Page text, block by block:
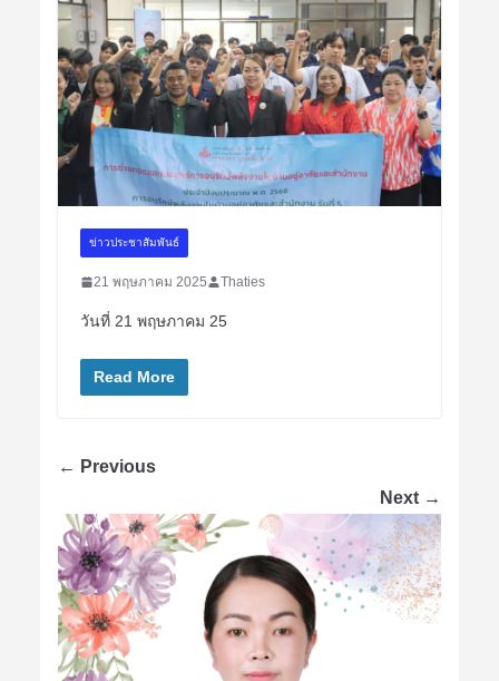
ข่าวประชาสัมพันธ์
21 พฤษภาคม 2025 Thaties
วันที่ 21 พฤษภาคม 25
Read More
← Previous
Next →